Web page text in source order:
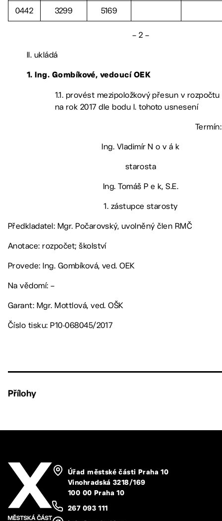
0442 3299 5169
– 2 –
II. ukládá
1. Ing. Gombíkové, vedoucí OEK
1.1. provést mezipoložkový přesun v rozpočtu
na rok 2017 dle bodu I. tohoto usnesení
Ing. Vladimír N o v á k
starosta
Ing. Tomáš P e k, S.E.
1. zástupce starosty
Předkladatel: Mgr. Počarovský, uvolněný člen RMČ
Anotace: rozpočet; školství
Provede: Ing. Gombíková, ved. OEK
Na vědomí: –
Garant: Mgr. Mottlová, ved. OŠK
Číslo tisku: P10-068045/2017
Přílohy
Úřad městské části Praha 10
Vinohradská 3218/169
100 00 Praha 10
267 093 111